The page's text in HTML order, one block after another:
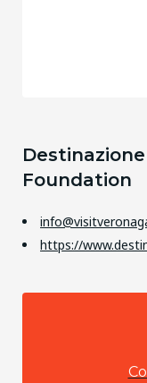
Foundation
https://